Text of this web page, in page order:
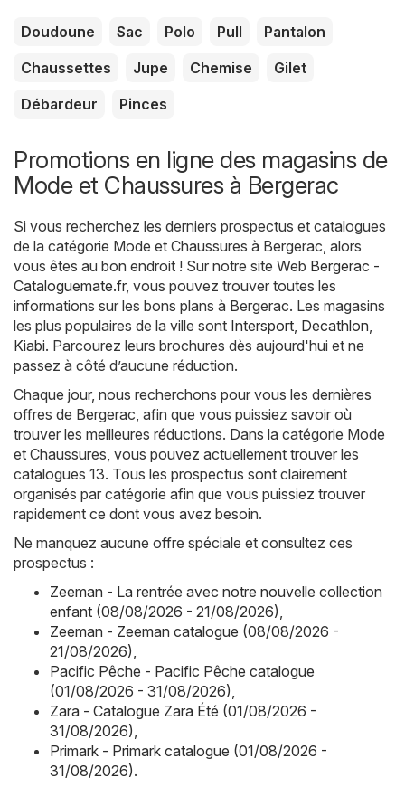
Doudoune Sac Polo Pull
Pantalon
Chaussettes
Jupe Chemise
Gilet
Débardeur
Pinces
Promotions en ligne des magasins de
Mode et Chaussures à Bergerac
Si vous recherchez les derniers prospectus et catalogues
de la catégorie Mode et Chaussures à Bergerac, alors
vous êtes au bon endroit ! Sur notre site Web Bergerac -
Cataloguemate.fr, vous pouvez trouver toutes les
informations sur les bons plans à Bergerac. Les magasins
les plus populaires de la ville sont Intersport, Decathlon,
Kiabi. Parcourez leurs brochures dès aujourd'hui et ne
passez à côté d’aucune réduction.
Chaque jour, nous recherchons pour vous les dernières
offres de Bergerac, afin que vous puissiez savoir où
trouver les meilleures réductions. Dans la catégorie Mode
et Chaussures, vous pouvez actuellement trouver les
catalogues 13. Tous les prospectus sont clairement
organisés par catégorie afin que vous puissiez trouver
rapidement ce dont vous avez besoin.
Ne manquez aucune offre spéciale et consultez ces
prospectus :
Zeeman - La rentrée avec notre nouvelle collection
enfant (08/08/2026 - 21/08/2026),
Zeeman - Zeeman catalogue (08/08/2026 -
21/08/2026),
Pacific Pêche - Pacific Pêche catalogue
(01/08/2026 - 31/08/2026),
Zara - Catalogue Zara Été (01/08/2026 -
31/08/2026),
Primark - Primark catalogue (01/08/2026 -
31/08/2026).